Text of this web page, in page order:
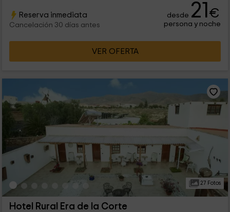
Reserva inmediata
Cancelación 30 días antes
desde 21€
persona y noche
VER OFERTA
27 Fotos
Hotel Rural Era de la Corte